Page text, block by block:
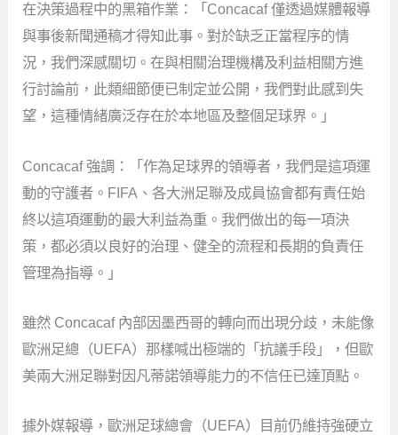
在決策過程中的黑箱作業：「Concacaf 僅透過媒體報導
與事後新聞通稿才得知此事。對於缺乏正當程序的情
況，我們深感關切。在與相關治理機構及利益相關方進
行討論前，此類細節便已制定並公開，我們對此感到失
望，這種情緒廣泛存在於本地區及整個足球界。」
Concacaf 強調：「作為足球界的領導者，我們是這項運
動的守護者。FIFA、各大洲足聯及成員協會都有責任始
終以這項運動的最大利益為重。我們做出的每一項決
策，都必須以良好的治理、健全的流程和長期的負責任
管理為指導。」
雖然 Concacaf 內部因墨西哥的轉向而出現分歧，未能像
歐洲足總（UEFA）那樣喊出極端的「抗議手段」，但歐
美兩大洲足聯對因凡蒂諾領導能力的不信任已達頂點。
據外媒報導，歐洲足球總會（UEFA）目前仍維持強硬立